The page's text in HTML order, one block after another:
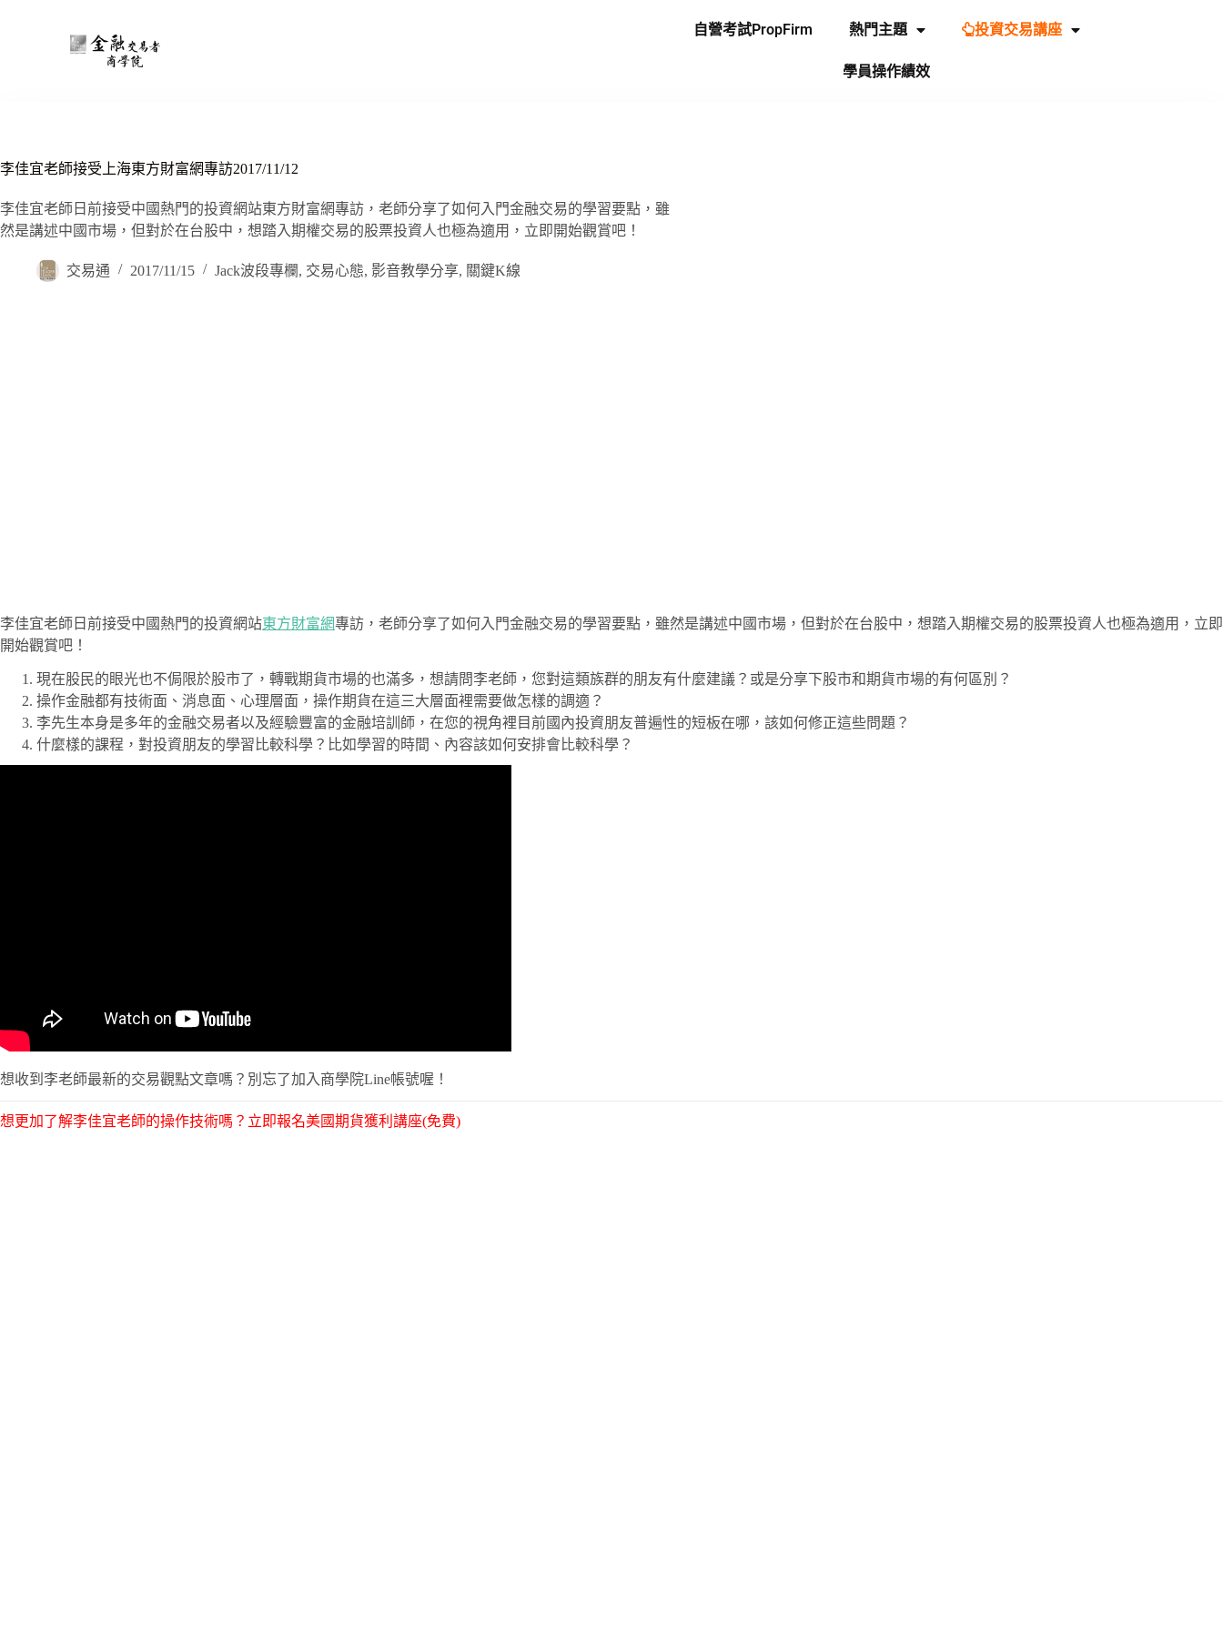
自營考試PropFirm 熱門主題 投資交易講座
學員操作績效
李佳宜老師接受上海東方財富網專訪2017/11/12
李佳宜老師日前接受中國熱門的投資網站東方財富網專訪，老師分享了如何入門金融交易的學習要點，雖
然是講述中國市場，但對於在台股中，想踏入期權交易的股票投資人也極為適用，立即開始觀賞吧！
交易通 2017/11/15 Jack波段專欄, 交易心態, 影音教學分享, 關鍵K線
李佳宜老師日前接受中國熱門的投資網站東方財富網專訪，老師分享了如何入門金融交易的學習要點，雖然是講述中國市場，但對於在台股中，想踏入期權交易的股票投資人也極為適用，立即
開始觀賞吧！
現在股民的眼光也不侷限於股市了，轉戰期貨市場的也滿多，想請問李老師，您對這類族群的朋友有什麼建議？或是分享下股市和期貨市場的有何區別？
操作金融都有技術面、消息面、心理層面，操作期貨在這三大層面裡需要做怎樣的調適？
李先生本身是多年的金融交易者以及經驗豐富的金融培訓師，在您的視角裡目前國內投資朋友普遍性的短板在哪，該如何修正這些問題？
什麼樣的課程，對投資朋友的學習比較科學？比如學習的時間、內容該如何安排會比較科學？
想收到李老師最新的交易觀點文章嗎？別忘了加入商學院Line帳號喔！
想更加了解李佳宜老師的操作技術嗎？立即報名美國期貨獲利講座(免費)